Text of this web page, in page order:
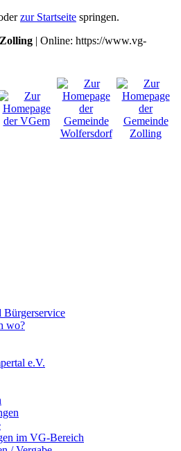
zur Startseite springen.
| Online: https://www.vg-
Bürgerservice
wo?
e.V.
im VG-Bereich